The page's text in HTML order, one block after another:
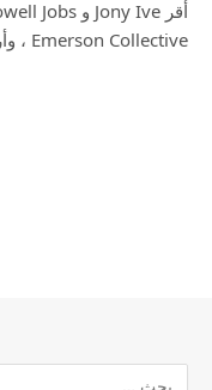
Emerson Collective ، وأرملة ستيف – أن iPhone لعب…